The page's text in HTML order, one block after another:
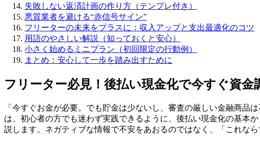
失敗しない返済計画の作り方（テンプレ付き）
悪質業者を避ける“赤信号サイン”
フリーターの未来をプラスに：収入アップと支出最適化のコツ
用語のやさしい解説（知っておくと安心）
小さく始めるミニプラン（初回限定の行動例）
まとめ：安心して一歩を踏み出すために
フリーター必見！後払い現金化で今すぐ資金
「今すぐお金が必要。でも貯金は少ないし、審査の厳しい金融商
は、初心者の方でも迷わず実践できるように、後払い現金化の基本
説します。ネガティブな情報で不安をあおるのではなく、「これな